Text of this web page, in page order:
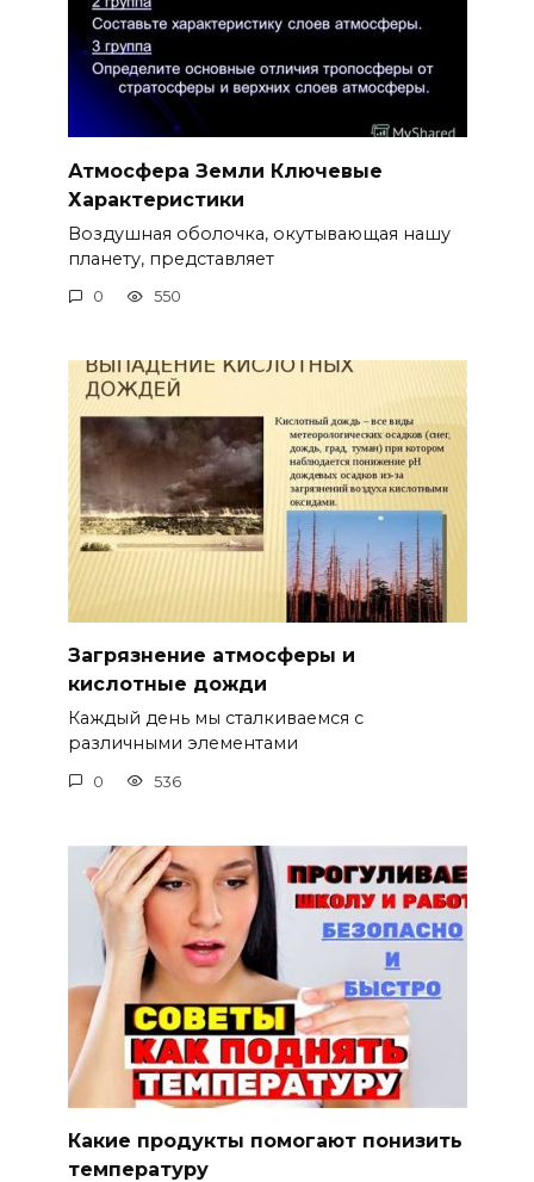
Атмосфера Земли Ключевые
Характеристики
Воздушная оболочка, окутывающая нашу
планету, представляет
0 550
Загрязнение атмосферы и
кислотные дожди
Каждый день мы сталкиваемся с
различными элементами
0 536
Какие продукты помогают понизить
температуру